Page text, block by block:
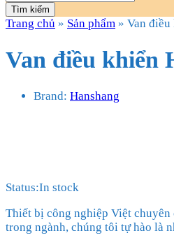
Tìm kiếm
Trang chủ » Sản phẩm » Van điều
Van điều khiển
Brand: Hanshang
Status:In stock
Thiết bị công nghiệp Việt chuyên
trong ngành, chúng tôi tự hào là